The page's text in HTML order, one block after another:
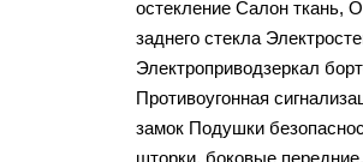
остекление Салон ткань,
заднего стекла
Электроприводзеркал
Противоугонная
замок Подушки